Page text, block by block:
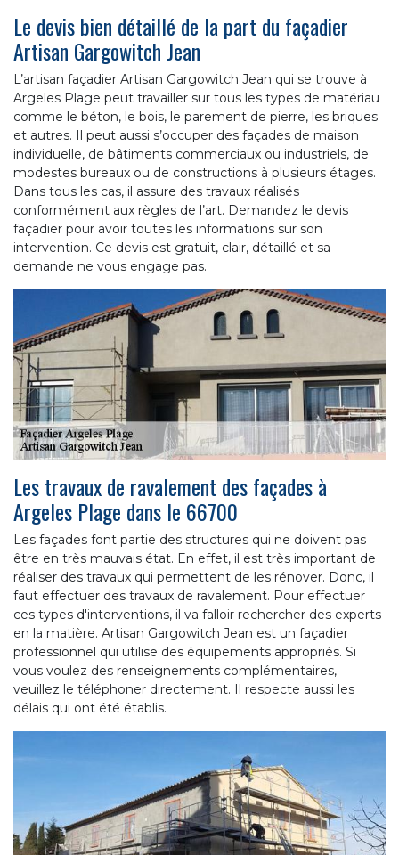
Le devis bien détaillé de la part du façadier
Artisan Gargowitch Jean
L’artisan façadier Artisan Gargowitch Jean qui se trouve à
Argeles Plage peut travailler sur tous les types de matériau
comme le béton, le bois, le parement de pierre, les briques
et autres. Il peut aussi s’occuper des façades de maison
individuelle, de bâtiments commerciaux ou industriels, de
modestes bureaux ou de constructions à plusieurs étages.
Dans tous les cas, il assure des travaux réalisés
conformément aux règles de l’art. Demandez le devis
façadier pour avoir toutes les informations sur son
intervention. Ce devis est gratuit, clair, détaillé et sa
demande ne vous engage pas.
Les travaux de ravalement des façades à
Argeles Plage dans le 66700
Les façades font partie des structures qui ne doivent pas
être en très mauvais état. En effet, il est très important de
réaliser des travaux qui permettent de les rénover. Donc, il
faut effectuer des travaux de ravalement. Pour effectuer
ces types d'interventions, il va falloir rechercher des experts
en la matière. Artisan Gargowitch Jean est un façadier
professionnel qui utilise des équipements appropriés. Si
vous voulez des renseignements complémentaires,
veuillez le téléphoner directement. Il respecte aussi les
délais qui ont été établis.